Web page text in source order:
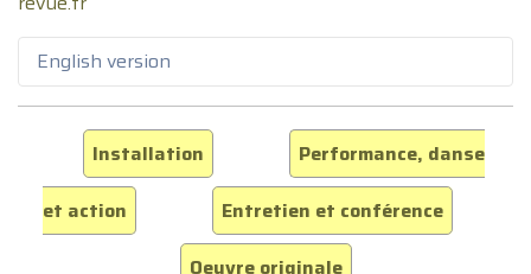
English version
Installation
Performance, danse
et action
Entretien et conférence
Oeuvre originale